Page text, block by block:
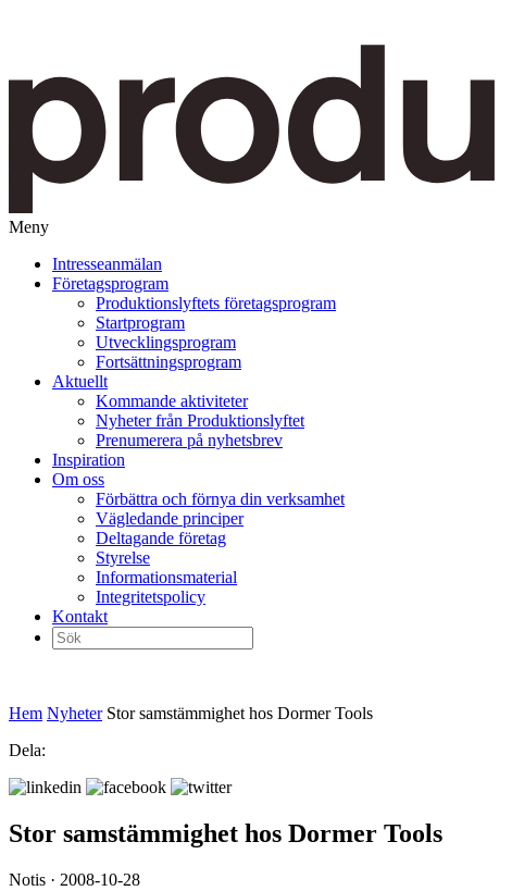
Meny
vidare
Intresseanmälan
Företagsprogram
Produktionslyftets företagsprogram
Startprogram
Utvecklingsprogram
Fortsättningsprogram
Aktuellt
Kommande aktiviteter
Nyheter från Produktionslyftet
Prenumerera på nyhetsbrev
Inspiration
Om oss
Förbättra och förnya din verksamhet
Vägledande principer
Deltagande företag
Styrelse
Informationsmaterial
Integritetspolicy
Kontakt
Sök
efter:
Hem Nyheter Stor samstämmighet hos Dormer Tools
Dela:
Stor samstämmighet hos Dormer Tools
Notis · 2008-10-28